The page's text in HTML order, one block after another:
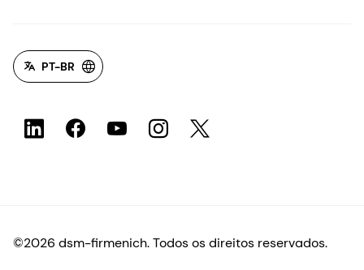
PT-BR
©2026 dsm-firmenich. Todos os direitos reservados.